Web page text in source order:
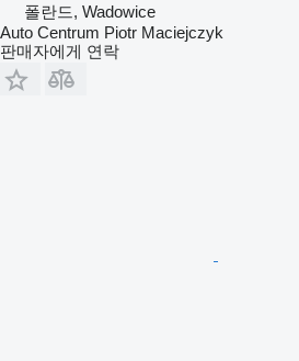
폴란드, Wadowice
Auto Centrum Piotr Maciejczyk
판매자에게 연락